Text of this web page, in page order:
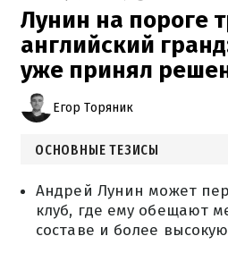
Лунин на пороге
английский
уже принял
Егор Торяник
ОСНОВНЫЕ ТЕЗИСЫ
Андрей Лунин может
клуб, где ему обещают
составе и более